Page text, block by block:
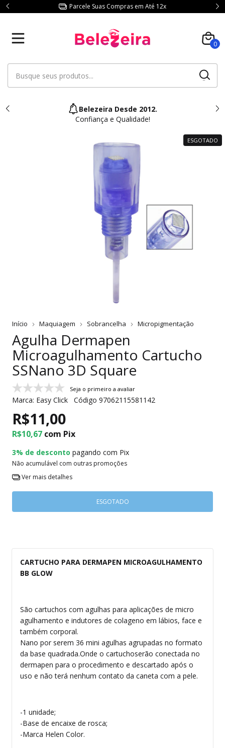
Parcele Suas Compras em Até 12x
0
Belezeira Desde 2012.
Confiança e Qualidade!
ESGOTADO
Início Maquiagem Sobrancelha Micropigmentação
Agulha Dermapen
Microagulhamento Cartucho
SSNano 3D Square
Seja o primeiro a avaliar
Marca: Easy Click Código 97062115581142
R$11,00
R$10,67 com Pix
3% de desconto pagando com Pix
Não acumulável com outras promoções
Ver mais detalhes
CARTUCHO PARA DERMAPEN MICROAGULHAMENTO
BB GLOW
São cartuchos com agulhas para aplicações de micro
agulhamento e indutores de colageno em lábios, face e
também corporal.
Nano por serem 36 mini agulhas agrupadas no formato
da base quadrada.Onde o cartuchoserão conectada no
dermapen para o procedimento e descartado após o
uso e não terá nenhum contato da caneta com a pele.
-1 unidade;
-Base de encaixe de rosca;
-Marca Helen Color.